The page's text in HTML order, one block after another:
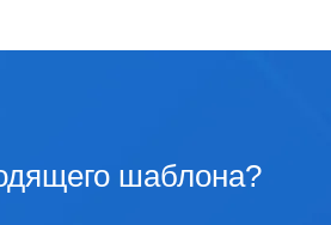
шаблона?